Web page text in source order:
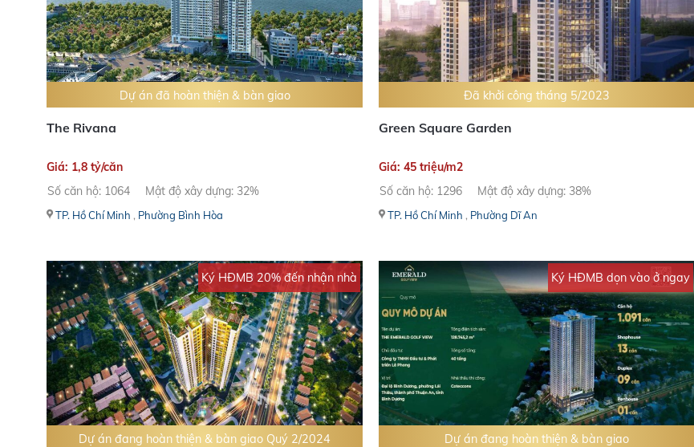
Dự án đã hoàn thiện & bàn giao
The Rivana
Giá: 1,8 tỷ/căn
Số căn hộ: 1064
Mật độ xây dựng: 32%
TP. Hồ Chí Minh , Phường Bình Hòa
Đã khởi công tháng 5/2023
Green Square Garden
Giá: 45 triệu/m2
Số căn hộ: 1296
Mật độ xây dựng: 38%
TP. Hồ Chí Minh , Phường Dĩ An
Ký HĐMB 20% đến nhận nhà
Dự án đang hoàn thiện & bàn giao Quý 2/2024
Ký HĐMB dọn vào ở ngay
Dự án đang hoàn thiện & bàn giao